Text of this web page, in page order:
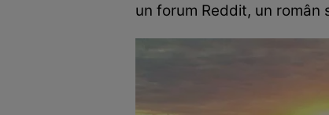
un forum Reddit, un român